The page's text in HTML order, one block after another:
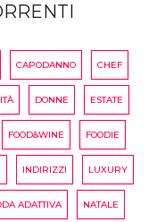
CAPODANNO CHEF
DONNE ESTATE
FOOD&WINE FOODIE
INDIRIZZI LUXURY
ADATTIVA NATALE